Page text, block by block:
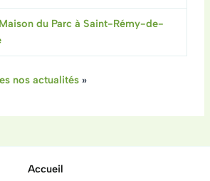
du Parc à Saint-Rémy-de-
nos actualités»
Accueil